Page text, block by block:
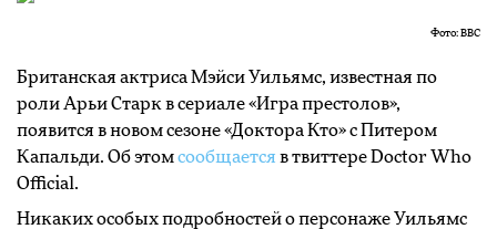
Фото: BBC
Британская актриса Мэйси Уильямс, известная по
роли Арьи Старк в сериале «Игра престолов»,
появится в новом сезоне «Доктора Кто» с Питером
Капальди. Об этомсообщается в твиттере Doctor Who
Official.
Никаких особых подробностей о персонаже Уильямс